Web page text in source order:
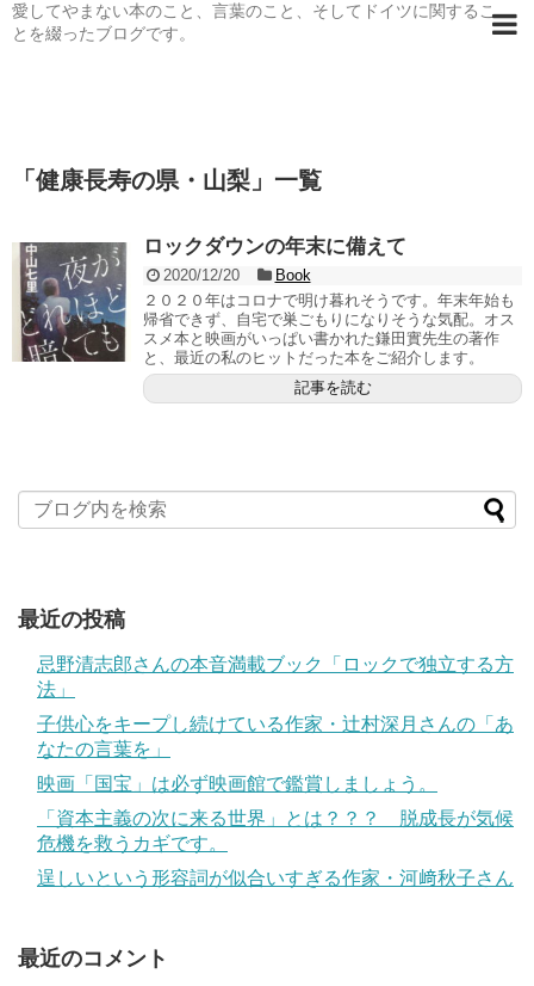
愛してやまない本のこと、言葉のこと、そしてドイツに関するこ
とを綴ったブログです。
「 健康長寿の県・山梨 」 一覧
ロックダウンの年末に備えて
2020/12/20
Book
２０２０年はコロナで明け暮れそうです。年末年始も
帰省できず、自宅で巣ごもりになりそうな気配。オス
スメ本と映画がいっぱい書かれた鎌田實先生の著作
と、最近の私のヒットだった本をご紹介します。
記事を読む
最近の投稿
忌野清志郎さんの本音満載ブック「ロックで独立する方
法」
子供心をキープし続けている作家・辻村深月さんの「あ
なたの言葉を」
映画「国宝」は必ず映画館で鑑賞しましょう。
「資本主義の次に来る世界」とは？？？ 脱成長が気候
危機を救うカギです。
逞しいという形容詞が似合いすぎる作家・河﨑秋子さん
最近のコメント